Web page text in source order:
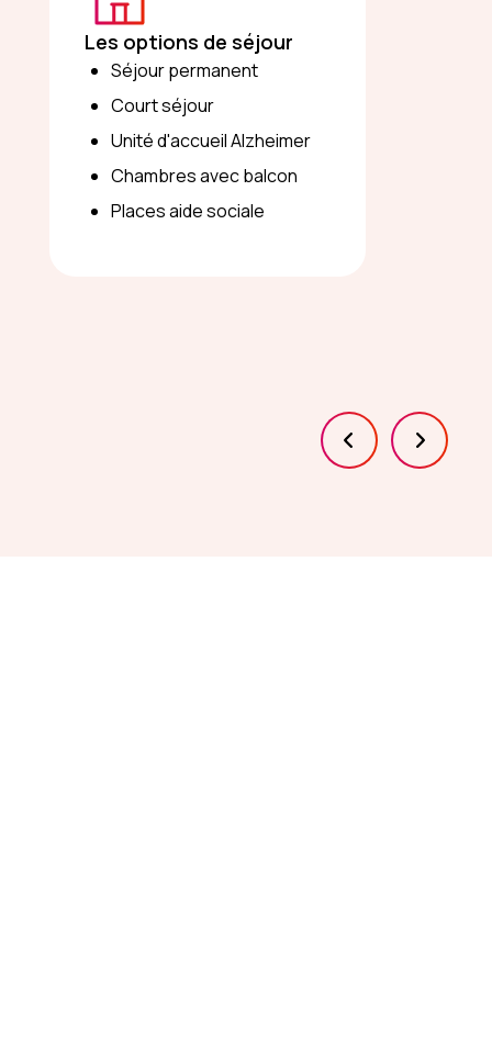
Les options de séjour
Séjour permanent
Court séjour
Unité d'accueil Alzheimer
Chambres avec balcon
Places aide sociale